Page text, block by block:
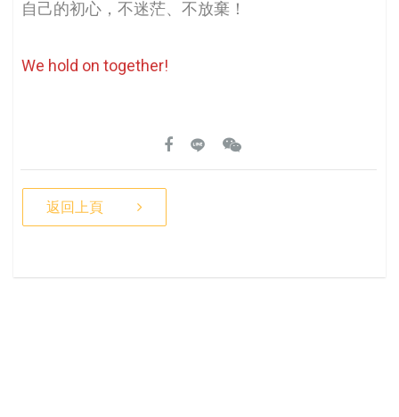
自己的初心，不迷茫、不放棄！
We hold on together!
返回上頁